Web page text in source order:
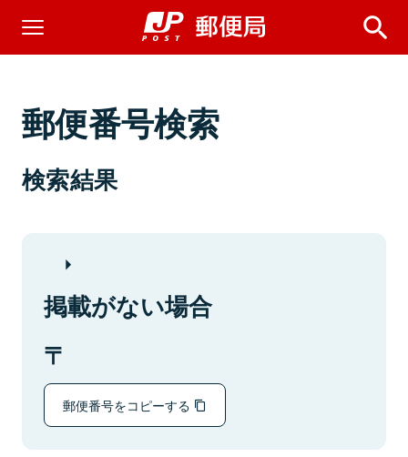
郵便番号検索
検索結果
掲載がない場合
郵便番号をコピーする